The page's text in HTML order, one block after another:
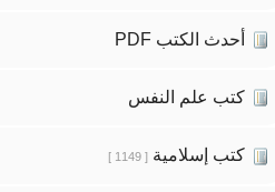
أحدث الكتب PDF
كتب علم النفس
كتب إسلامية [ 1149 ]